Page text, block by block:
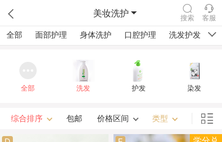
美妆洗护 搜索 客服
全部 面部护理 身体洗护 口腔护理 洗发护发
全部 洗发 护发 染发
综合排序 包邮 价格区间 类型